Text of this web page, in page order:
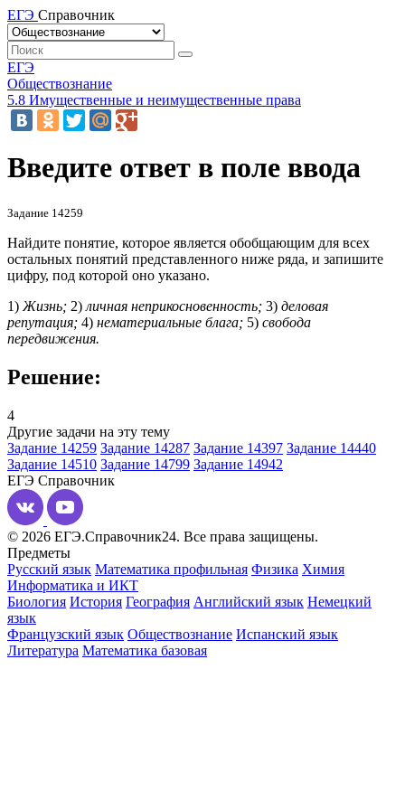
ЕГЭ Справочник
ЕГЭ
Обществознание
5.8 Имущественные и неимущественные права
Введите ответ в поле ввода
Задание 14259
Найдите понятие, которое является обобщающим для всех
остальных понятий представленного ниже ряда, и запишите
цифру, под которой оно указано.
1) Жизнь; 2) личная неприкосновенность; 3) деловая
репутация; 4) нематериальные блага; 5) свобода
передвижения.
Решение:
4
Другие задачи на эту тему
Задание 14259 Задание 14287 Задание 14397 Задание 14440
Задание 14510 Задание 14799 Задание 14942
ЕГЭ Справочник
© 2026 ЕГЭ.Справочник24. Все права защищены.
Предметы
Русский язык Математика профильная Физика Химия
Информатика и ИКТ
Биология История География Английский язык Немецкий
язык
Французский язык Обществознание Испанский язык
Литература Математика базовая